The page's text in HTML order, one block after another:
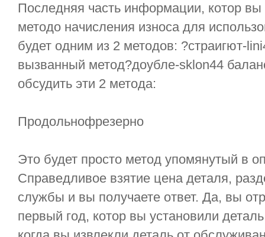
Последняя часть информации, котор
методо начисления износа для
будет одним из 2 методов: ?страигют-
вызванный метод?доубле-sklon44
обсудить эти 2 метода:
Продольнофрезерно
Это будет просто метод упомянутый в
Справедливое взятие цена деталя,
службы и вы получаете ответ. Да, вы
первый год, котор вы установили